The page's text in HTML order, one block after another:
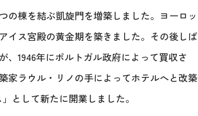
の棟を結ぶ凱旋門を増築しました。ヨーロッ
イス宮殿の黄金期を築きました。その後しば
、1946年にポルトガル政府によって買収さ
家ラウル・リノの手によってホテルへと改築
として新たに開業しました。